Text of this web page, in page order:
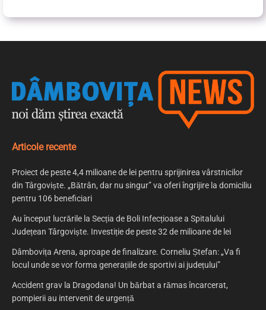
Articole recente
Proiect de peste 4,4 milioane de lei pentru sprijinirea vârstnicilor
din Târgoviște. „Bătrân, dar nu singur” va oferi îngrijire la domiciliu
pentru 106 beneficiari
Au început lucrările la Secția de Boli Infecțioase a Spitalului
Județean Târgoviște. Investiție de peste 32 de milioane de lei
Dâmbovița Arena, aproape de finalizare. Corneliu Ștefan: „Va fi
locul unde se vor forma generațiile de sportivi ai județului”
Accident grav la Dragodana! Un bărbat a rămas încarcerat,
pompierii au intervenit de urgență